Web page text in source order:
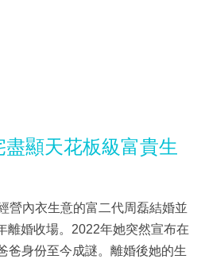
顯天花板級富貴生
營內衣生意的富二代周磊結婚並
離婚收場。2022年她突然宣布在
爸身份至今成謎。離婚後她的生